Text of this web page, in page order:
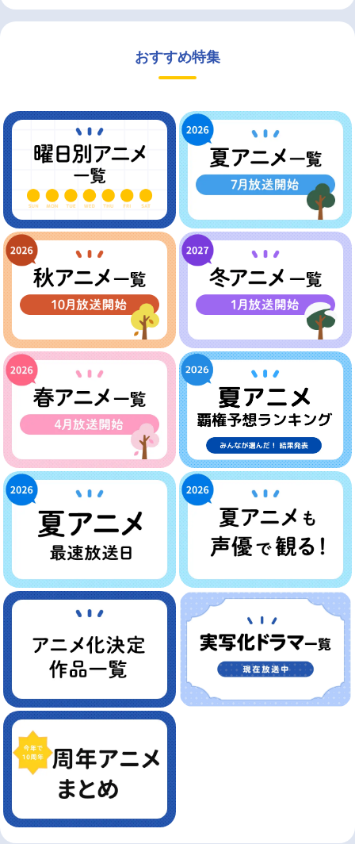
おすすめ特集